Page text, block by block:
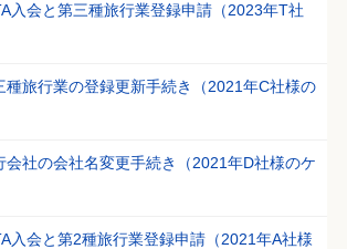
入会と第三種旅行業登録申請（2023年T社
種旅行業の登録更新手続き（2021年C社様の
会社の会社名変更手続き（2021年D社様のケ
入会と第2種旅行業登録申請（2021年A社様